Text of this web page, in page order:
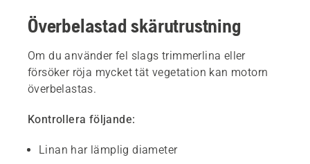
Överbelastad skärutrustning
Om du använder fel slags trimmerlina eller
försöker röja mycket tät vegetation kan motorn
överbelastas.
Kontrollera följande:
Linan har lämplig diameter